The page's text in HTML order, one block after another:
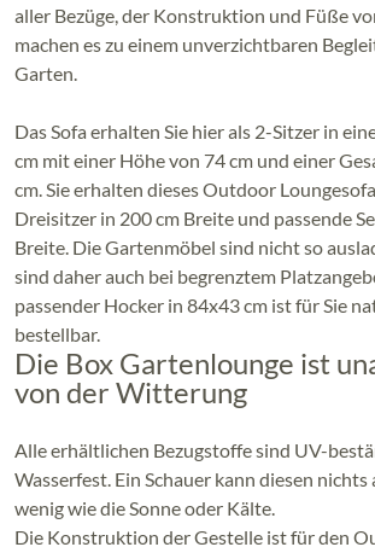
aller Bezüge, der Konstruktion und Füße
machen es zu einem unverzichtbaren
Garten.
Das Sofa erhalten Sie hier als 2-Sitzer in
cm mit einer Höhe von 74 cm und einer
cm. Sie erhalten dieses Outdoor
Dreisitzer in 200 cm Breite und passende
Breite. Die Gartenmöbel sind nicht so
sind daher auch bei begrenztem
passender Hocker in 84x43 cm ist für Sie
bestellbar.
Die Box Gartenlounge ist
von der Witterung
Alle erhältlichen Bezugstoffe sind UV-
Wasserfest. Ein Schauer kann diesen nichts
wenig wie die Sonne oder Kälte.
Die Konstruktion der Gestelle ist für den